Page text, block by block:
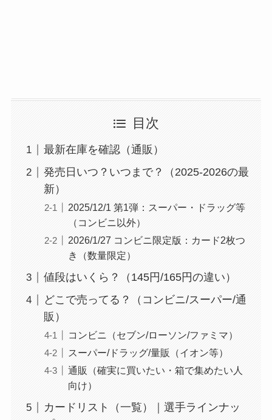
目次
最新在庫を確認（通販）
発売日いつ？いつまで？（2025-2026の最
新）
2025/12/1 第1弾：スーパー・ドラッグ等
（コンビニ以外）
2026/1/27 コンビニ限定版：カード2枚つ
き（数量限定）
値段はいくら？（145円/165円の違い）
どこで売ってる？（コンビニ/スーパー/通
販）
コンビニ（セブン/ローソン/ファミマ）
スーパー/ドラッグ/量販（イオン等）
通販（確実に買いたい・箱で集めたい人
向け）
カードリスト（一覧）｜選手ラインナッ